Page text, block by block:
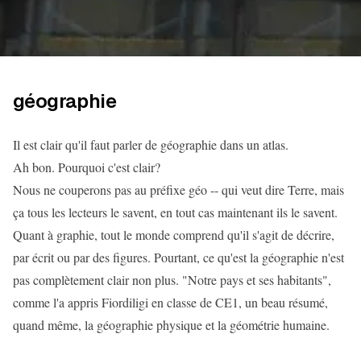
géographie
Il est clair qu'il faut parler de géographie dans un atlas.
Ah bon. Pourquoi c'est clair?
Nous ne couperons pas au préfixe géo -- qui veut dire Terre, mais
ça tous les lecteurs le savent, en tout cas maintenant ils le savent.
Quant à graphie, tout le monde comprend qu'il s'agit de décrire,
par écrit ou par des figures. Pourtant, ce qu'est la géographie n'est
pas complètement clair non plus. "Notre pays et ses habitants",
comme l'a appris Fiordiligi en classe de CE1, un beau résumé,
quand même, la géographie physique et la géométrie humaine.